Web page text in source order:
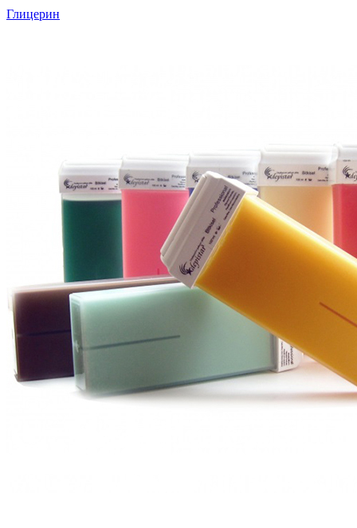
Глицерин